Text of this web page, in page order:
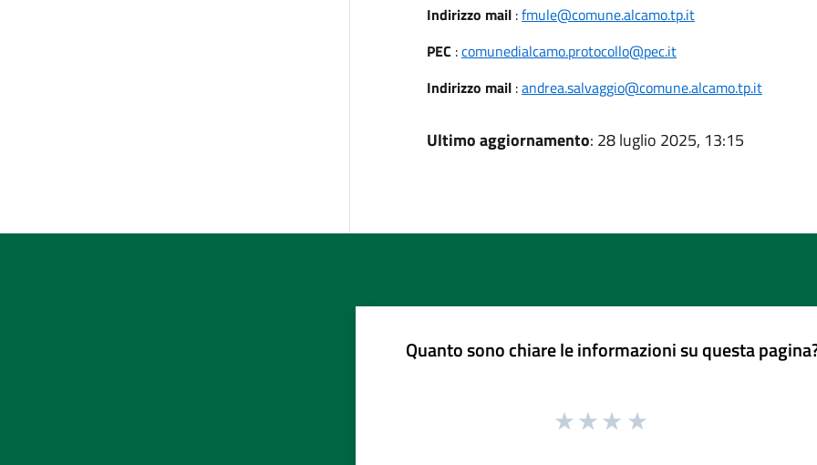
Indirizzo mail:fmule@comune.alcamo.tp.it
PEC :comunedialcamo.protocollo@pec.it
Indirizzo mail:andrea.salvaggio@comune.alcamo.tp.it
Ultimo aggiornamento: 28 luglio 2025, 13:15
Quanto sono chiare le informazioni su questa